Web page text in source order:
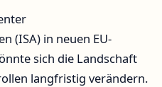
(ISA) in neuen EU-
sich die Landschaft
langfristig verändern.